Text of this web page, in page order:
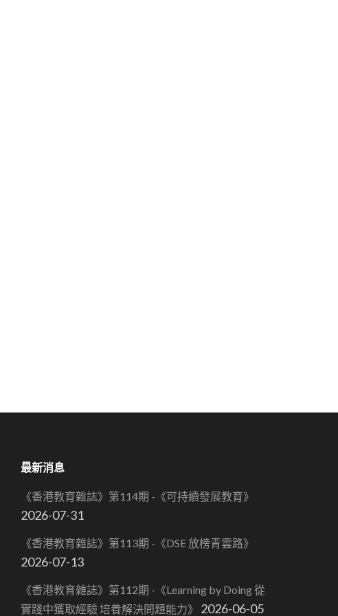
最新消息
《香港教育雜誌》第114期 -《可持續發展教育》
2026-07-31
《香港教育雜誌》第113期 -《DSE 放榜青雲路》
2026-07-13
《香港教育雜誌》第112期 -《Learning by Doing 從
實踐中獲取經驗 培養解決問題能力》
2026-06-05